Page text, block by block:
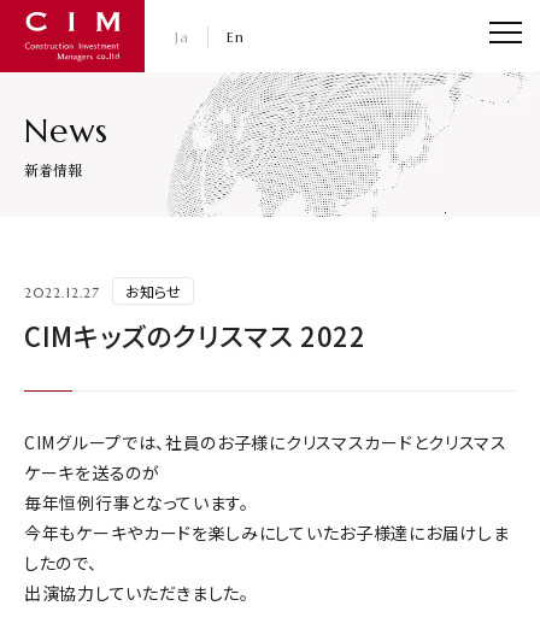
Ja En
News
新着情報
2022.12.27 お知らせ
CIMキッズのクリスマス 2022
CIMグループでは、社員のお子様にクリスマスカードとクリスマス
ケーキを送るのが
毎年恒例行事となっています。
今年もケーキやカードを楽しみにしていたお子様達にお届けしま
したので、
出演協力していただきました。